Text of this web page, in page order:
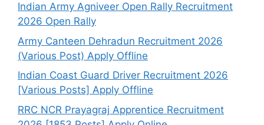
Indian Army Agniveer Open Rally Recruitment
2026 Open Rally
Army Canteen Dehradun Recruitment 2026
(Various Post) Apply Offline
Indian Coast Guard Driver Recruitment 2026
[Various Posts] Apply Offline
RRC NCR Prayagraj Apprentice Recruitment